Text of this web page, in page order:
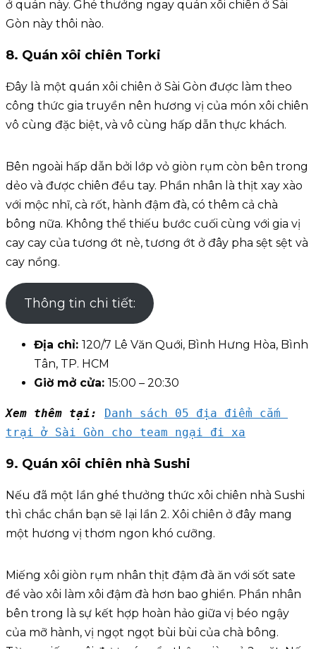
ở quán này. Ghé thưởng ngay quán xôi chiên ở Sài
Gòn này thôi nào.
8. Quán xôi chiên Torki
Đây là một quán xôi chiên ở Sài Gòn được làm theo
công thức gia truyền nên hương vị của món xôi chiên
vô cùng đặc biệt, và vô cùng hấp dẫn thực khách.
Bên ngoài hấp dẫn bởi lớp vỏ giòn rụm còn bên trong
dẻo và được chiên đều tay. Phần nhân là thịt xay xào
với mộc nhĩ, cà rốt, hành đậm đà, có thêm cả chà
bông nữa. Không thể thiếu bước cuối cùng với gia vị
cay cay của tương ớt nè, tương ớt ở đây pha sệt sệt và
cay nồng.
Thông tin chi tiết:
Địa chỉ: 120/7 Lê Văn Quới, Bình Hưng Hòa, Bình
Tân, TP. HCM
Giờ mở cửa: 15:00 – 20:30
Xem thêm tại:
Danh sách 05 địa điểm cắm
trại ở Sài Gòn cho team ngại đi xa
9. Quán xôi chiên nhà Sushi
Nếu đã một lần ghé thưởng thức xôi chiên nhà Sushi
thì chắc chắn bạn sẽ lại lần 2. Xôi chiên ở đây mang
một hương vị thơm ngon khó cưỡng.
Miếng xôi giòn rụm nhân thịt đậm đà ăn với sốt sate
để vào xôi làm xôi đậm đà hơn bao ghiền. Phần nhân
bên trong là sự kết hợp hoàn hảo giữa vị béo ngậy
của mỡ hành, vị ngọt ngọt bùi bùi của chà bông.